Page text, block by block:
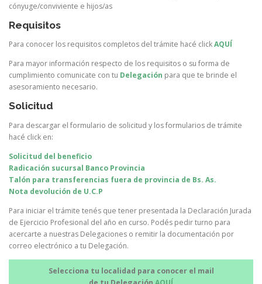
cónyuge/conviviente e hijos/as
Requisitos
Para conocer los requisitos completos del trámite hacé clickAQUÍ
Para mayor información respecto de los requisitos o su forma de
cumplimiento comunicate con tu Delegación para que te brinde el
asesoramiento necesario.
Solicitud
Para descargar el formulario de solicitud y los formularios de trámite
hacé click en:
Solicitud del beneficio
Radicación sucursal Banco Provincia
Talón para transferencias fuera de provincia de Bs. As.
Nota devolución de U.C.P
Para iniciar el trámite tenés que tener presentada la Declaración Jurada
de Ejercicio Profesional del año en curso. Podés pedir turno para
acercarte a nuestras Delegaciones o remitir la documentación por
correo electrónico a tu Delegación.
Selecciona tu localidad para conocer el mail